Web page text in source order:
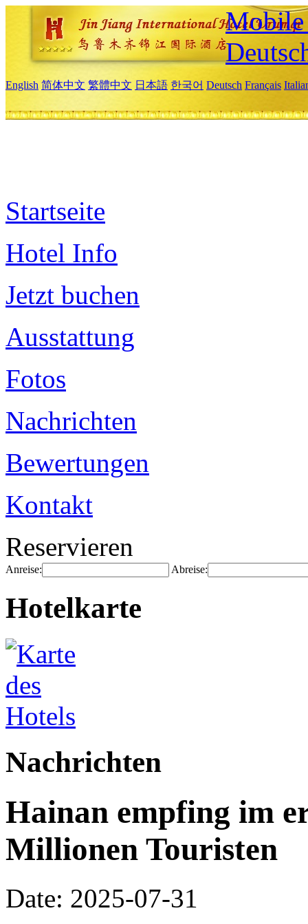
Mobile
English 简体中文 繁體中文 日本語 한국어 Deutsch Français
Startseite
Hotel Info
Jetzt buchen
Ausstattung
Fotos
Nachrichten
Bewertungen
Kontakt
Reservieren
Anreise: Abreise:
Hotelkarte
Nachrichten
Hainan empfing im
Millionen Touristen
Date: 2025-07-31